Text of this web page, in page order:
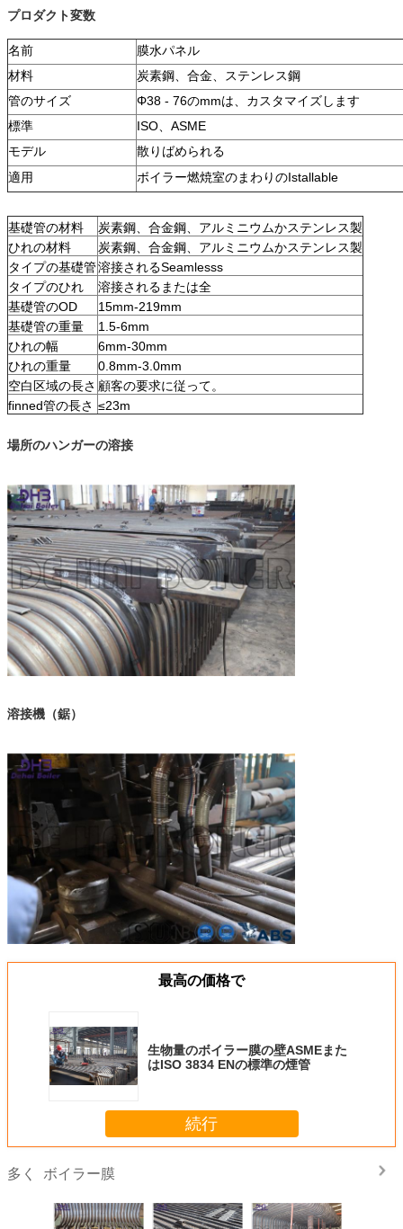
プロダクト変数
名前
膜水パネル
材料
炭素鋼、合金、ステンレス鋼
管のサイズ
Φ38 - 76のmmは、カスタマイズします
標準
ISO、ASME
モデル
散りばめられる
適用
ボイラー燃焼室のまわりのIstallable
基礎管の材料
炭素鋼、合金鋼、アルミニウムかステンレス製
ひれの材料
炭素鋼、合金鋼、アルミニウムかステンレス製
タイプの基礎管溶接されるSeamlesss
タイプのひれ
溶接されるまたは全
基礎管のOD
15mm-219mm
基礎管の重量
1.5-6mm
ひれの幅
6mm-30mm
ひれの重量
0.8mm-3.0mm
空白区域の長さ 顧客の要求に従って。
finned管の長さ ≤23m
場所のハンガーの溶接
溶接機（鋸）
最高の価格で
生物量のボイラー膜の壁ASMEまた
はISO 3834 ENの標準の煙管
続行
多く ボイラー膜